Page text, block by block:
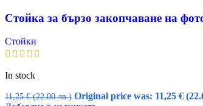
Стойка за бързо закопчаване на
Стойки
In stock
11,25€ (22.00 лв.) Original price was: 11,25 €